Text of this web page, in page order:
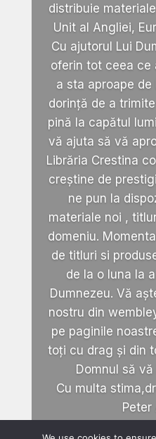
distribuie
Unit al Angliei,
Cu ajutorul Lui
oferin tot ceea ce
a sta aproape de
dorință de a
pină la capătul
vă ajuta să vă
Librăria Crestina
creștine de
ne pun la
materiale noi ,
domeniu.
de titluri si
de la o luna la
Dumnezeu. Vă
nostru din
pe paginile
toți cu drag și din
Domnul să
Cu multa
Peter